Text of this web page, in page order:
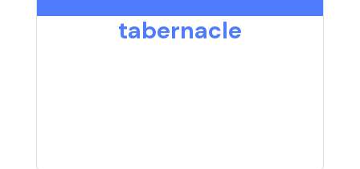
tabernacle